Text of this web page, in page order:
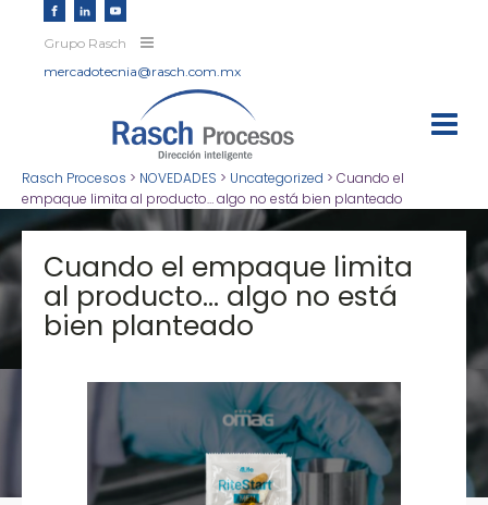
Grupo Rasch
mercadotecnia@rasch.com.mx
Rasch Procesos > NOVEDADES > Uncategorized > Cuando el
empaque limita al producto… algo no está bien planteado
Cuando el empaque limita
al producto… algo no está
bien planteado